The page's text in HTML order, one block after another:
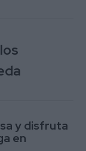
y disfruta
en